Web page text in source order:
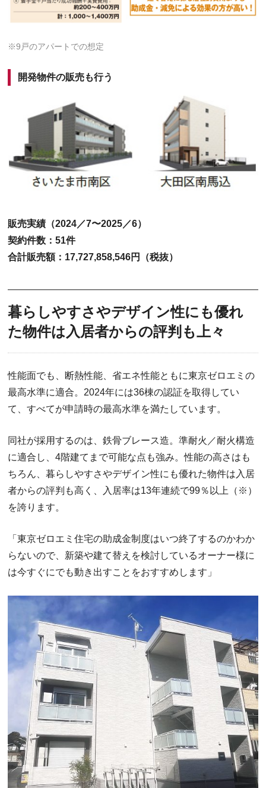
※9戸のアパートでの想定
開発物件の販売も行う
販売実績（2024／7〜2025／6）
契約件数：51件
合計販売額：17,727,858,546円（税抜）
暮らしやすさやデザイン性にも優れ
た物件は入居者からの評判も上々
性能面でも、断熱性能、省エネ性能ともに東京ゼロエミの
最高水準に適合。2024年には36棟の認証を取得してい
て、すべてが申請時の最高水準を満たしています。
同社が採用するのは、鉄骨ブレース造。準耐火／耐火構造
に適合し、4階建てまで可能な点も強み。性能の高さはも
ちろん、暮らしやすさやデザイン性にも優れた物件は入居
者からの評判も高く、入居率は13年連続で99％以上（※）
を誇ります。
「東京ゼロエミ住宅の助成金制度はいつ終了するのかわか
らないので、新築や建て替えを検討しているオーナー様に
は今すぐにでも動き出すことをおすすめします」